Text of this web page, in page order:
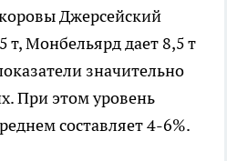
Джерсейский
т, Монбельярд дает 8,5 т
значительно
При этом уровень
составляет 4-6%.